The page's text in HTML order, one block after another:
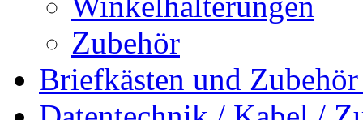
Zubehör
Briefkästen und Zubehör